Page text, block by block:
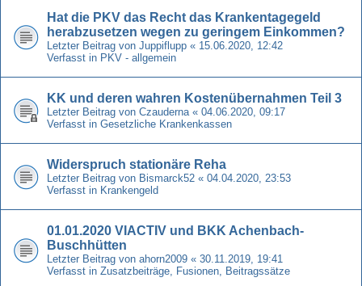
Hat die PKV das Recht das Krankentagegeld
herabzusetzen wegen zu geringem Einkommen?
Letzter Beitrag von Juppiflupp « 15.06.2020, 12:42
Verfasst in PKV - allgemein
KK und deren wahren Kostenübernahmen Teil 3
Letzter Beitrag von Czauderna « 04.06.2020, 09:17
Verfasst in Gesetzliche Krankenkassen
Widerspruch stationäre Reha
Letzter Beitrag von Bismarck52 « 04.04.2020, 23:53
Verfasst in Krankengeld
01.01.2020 VIACTIV und BKK Achenbach-
Buschhütten
Letzter Beitrag von ahorn2009 « 30.11.2019, 19:41
Verfasst in Zusatzbeiträge, Fusionen, Beitragssätze